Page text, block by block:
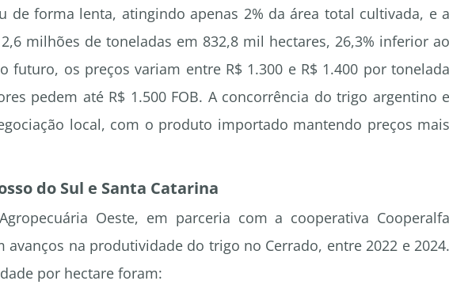
de forma lenta, atingindo apenas 2% da área total cultivada, e a
milhões de toneladas em 832,8 mil hectares, 26,3% inferior ao
futuro, os preços variam entre R$ 1.300 e R$ 1.400 por tonelada
pedem até R$ 1.500 FOB. A concorrência do trigo argentino e
local, com o produto importado mantendo preços mais
do Sul e Santa Catarina
Oeste, em parceria com a cooperativa Cooperalfa
avanços na produtividade do trigo no Cerrado, entre 2022 e 2024.
por hectare foram: